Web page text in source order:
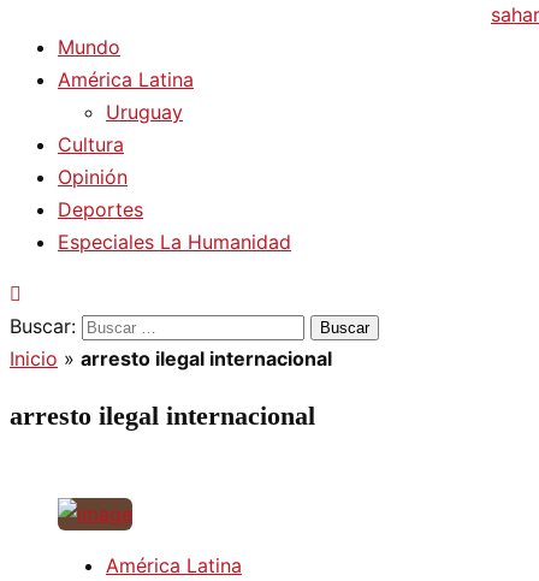
Mundo
América Latina
Uruguay
Cultura
Opinión
Deportes
Especiales La Humanidad
Buscar:
Inicio » arresto ilegal internacional
arresto ilegal internacional
América Latina